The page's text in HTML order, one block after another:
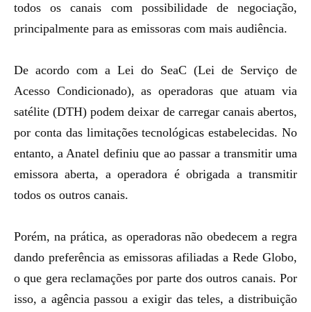
todos os canais com possibilidade de negociação,
principalmente para as emissoras com mais audiência.
De acordo com a Lei do SeaC (Lei de Serviço de
Acesso Condicionado), as operadoras que atuam via
satélite (DTH) podem deixar de carregar canais abertos,
por conta das limitações tecnológicas estabelecidas. No
entanto, a Anatel definiu que ao passar a transmitir uma
emissora aberta, a operadora é obrigada a transmitir
todos os outros canais.
Porém, na prática, as operadoras não obedecem a regra
dando preferência as emissoras afiliadas a Rede Globo,
o que gera reclamações por parte dos outros canais. Por
isso, a agência passou a exigir das teles, a distribuição